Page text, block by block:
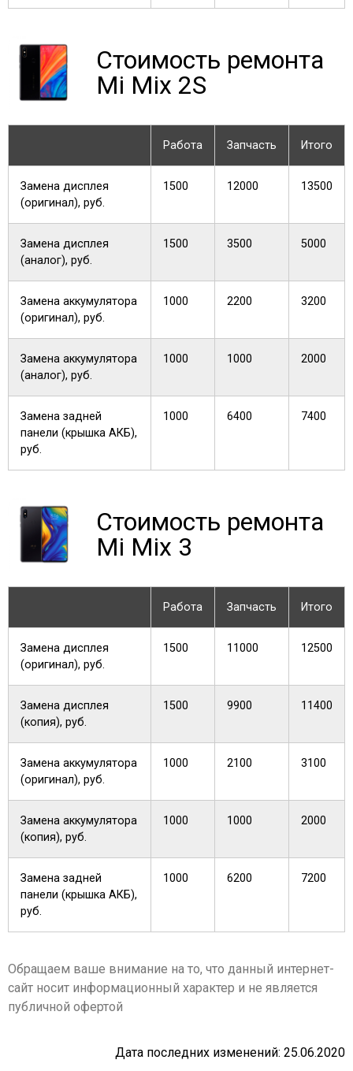
Стоимость ремонта
Mi Mix 2S
Работа Запчасть Итого
Замена дисплея
(оригинал), руб.
1500 12000 13500
Замена дисплея
(аналог), руб.
1500 3500 5000
Замена аккумулятора
(оригинал), руб.
1000 2200 3200
Замена аккумулятора
(аналог), руб.
1000 1000 2000
Замена задней
панели (крышка АКБ),
руб.
1000 6400 7400
Стоимость ремонта
Mi Mix 3
Работа Запчасть Итого
Замена дисплея
(оригинал), руб.
1500 11000 12500
Замена дисплея
(копия), руб.
1500 9900 11400
Замена аккумулятора
(оригинал), руб.
1000 2100 3100
Замена аккумулятора
(копия), руб.
1000 1000 2000
Замена задней
панели (крышка АКБ),
руб.
1000 6200 7200
Обращаем ваше внимание на то, что данный интернет-
сайт носит информационный характер и не является
публичной офертой
Дата последних изменений: 25.06.2020